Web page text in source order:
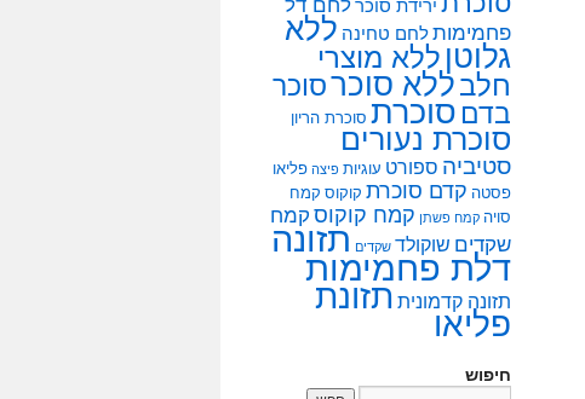
ירידת סוכרלחם דל
פחמימותלחם טחינה ללא
גלוטן ללא מוצרי
חלבללא סוכרסוכר
בדם סוכרת סוכרת הריון
סוכרת נעורים
סטיביה ספורט עוגיות פיצה פליאו
פסטה קדם סוכרת קוקוס קמח
סויה קמח פשתן קמח קוקוס קמח
שקדים שוקולד שקדים תזונה
דלת פחמימות
תזונה קדמונית תזונת
פליאו
חיפוש